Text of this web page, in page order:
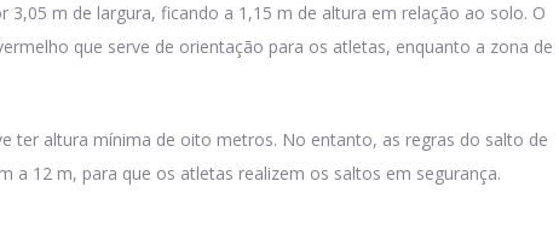
m de largura, ficando a 1,15 m de altura em relação ao solo. O
que serve de orientação para os atletas, enquanto a zona de
ter altura mínima de oito metros. No entanto, as regras do salto de
a 12 m, para que os atletas realizem os saltos em segurança.